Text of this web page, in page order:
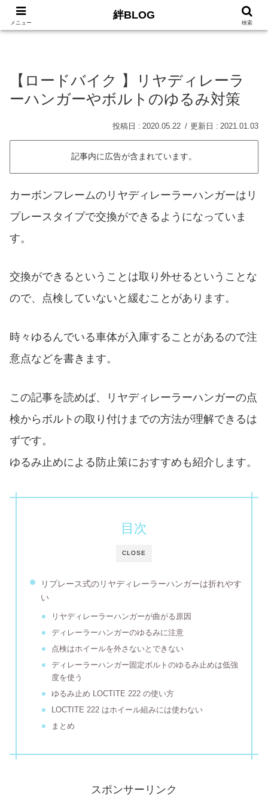
HOME サイトマ
【ロードバイク 】リヤディレーラ
ーハンガーやボルトのゆるみ対策
2020.05.22 2021.01.03
記事内に広告が含まれています。
カーボンフレームのリヤディレーラーハンガーはリ
プレースタイプで交換ができるようになっていま
す。
交換ができるということは取り外せるということな
ので、点検していないと緩むことがあります。
時々ゆるんでいる車体が入庫することがあるので注
意点などを書きます。
この記事を読めば、リヤディレーラーハンガーの点
検からボルトの取り付けまでの方法が理解できるは
ずです。
ゆるみ止めによる防止策におすすめも紹介します。
CLOSE
目次
リプレース式のリヤディレーラーハンガーは折れやす
い
リヤディレーラーハンガーが曲がる原因
ディレーラーハンガーのゆるみに注意
点検はホイールを外さないとできない
ディレーラーハンガー固定ボルトのゆるみ止めは低強
度を使う
ゆるみ止め LOCTITE 222 の使い方
LOCTITE 222 はホイール組みには使わない
まとめ
スポンサーリンク
メニュー
絆BLOG
検索